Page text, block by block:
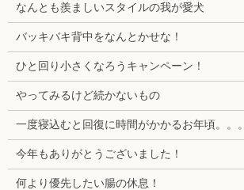
なんとも羨ましいスタイルの我が愛犬
バッキバキ背中をなんとかせな！
ひと回り小さくなろうキャンペーン！
やってみるけど続かないもの
一度寝込むと回復に時間がかかるお年頃。。。
今年もありがとうございました！
何より優先したい腸の休息！